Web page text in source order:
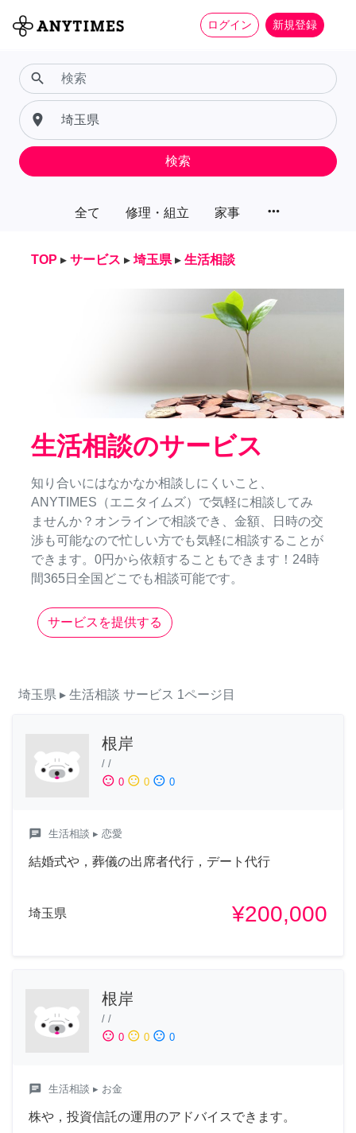
ログイン 新規登録
全て 修理・組立 家事 more_horiz
search
place
検索
TOP ▸ サービス ▸ 埼玉県 ▸ 生活相談
生活相談のサービス
知り合いにはなかなか相談しにくいこと、
ANYTIMES（エニタイムズ）で気軽に相談してみ
ませんか？オンラインで相談でき、金額、日時の交
渉も可能なので忙しい方でも気軽に相談することが
できます。0円から依頼することもできます！24時
間365日全国どこでも相談可能です。
サービスを提供する
埼玉県 ▸ 生活相談 サービス 1ページ目
根岸
/ /
sentiment_satisfied 0 sentiment_neutral 0 sentiment_dissatisfied 0
chat 生活相談 ▸ 恋愛
結婚式や，葬儀の出席者代行，デート代行
埼玉県 ¥200,000
根岸
/ /
sentiment_satisfied 0 sentiment_neutral 0 sentiment_dissatisfied 0
chat 生活相談 ▸ お金
株や，投資信託の運用のアドバイスできます。